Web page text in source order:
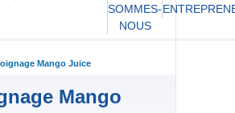
SOMMES-
NOUS
Mango Juice
Mango